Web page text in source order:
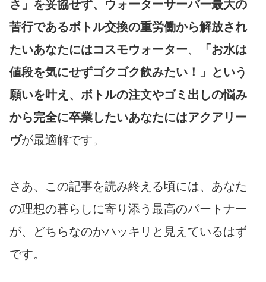
さ」を妥協せず、ウォーターサーバー最大の
苦行であるボトル交換の重労働から解放され
たいあなたにはコスモウォーター、
「お水は
値段を気にせずゴクゴク飲みたい！」という
願いを叶え、ボトルの注文やゴミ出しの悩み
から完全に卒業したいあなたにはアクアリー
ヴが最適解です。
さあ、この記事を読み終える頃には、あなた
の理想の暮らしに寄り添う最高のパートナー
が、どちらなのかハッキリと見えているはず
です。